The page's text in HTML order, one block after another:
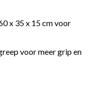
x 35 x 15 cm voor
voor meer grip en